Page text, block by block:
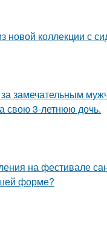
новой коллекции с
замечательным
свою 3-летнюю дочь.
на фестивале
форме?